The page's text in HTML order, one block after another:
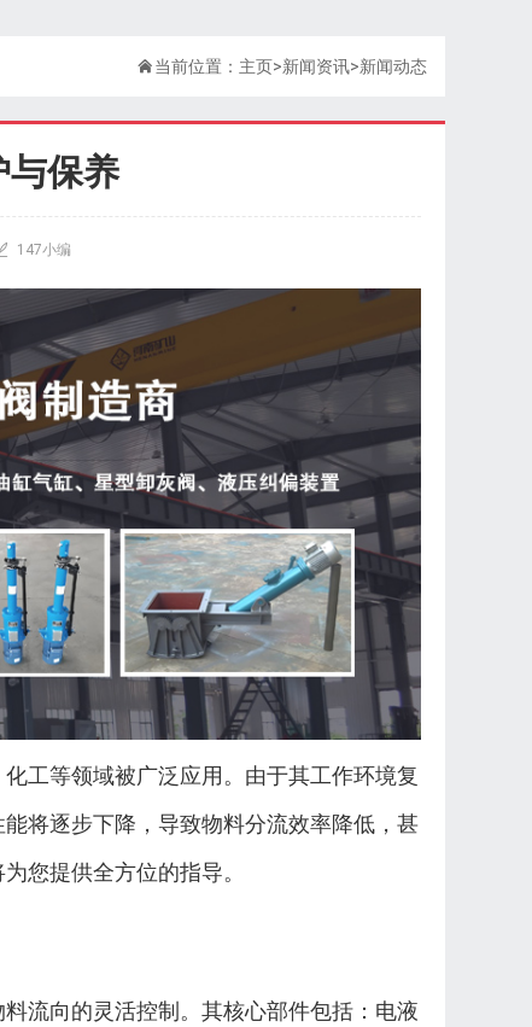
当前位置： 主页>新闻资讯>新闻动态
与保养
147小编
工等领域被广泛应用。由于其工作环境复
将逐步下降，导致物料分流效率降低，甚
您提供全方位的指导。
流向的灵活控制。其核心部件包括：电液